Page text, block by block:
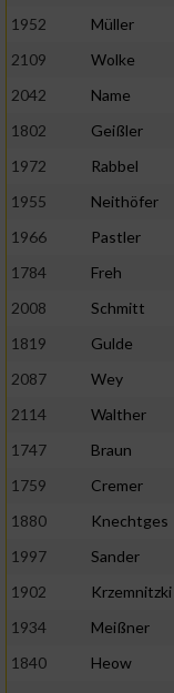
1952
Müller
2109
Wolke
2042
Name
1802
Geißler
1972
Rabbel
1955
Neithöfer
1966
Pastler
1784
Freh
2008
Schmitt
1819
Gulde
2087
Wey
2114
Walther
1747
Braun
1759
Cremer
1880
Knechtges
1997
Sander
1902
Krzemnitzki
1934
Meißner
1840
Heow